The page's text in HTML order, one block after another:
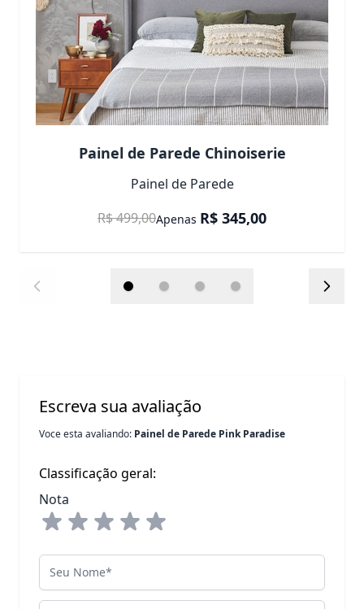
Painel de Parede Chinoiserie
Painel de Parede
Apenas R$ 345,00
R$ 499,00
Escreva sua avaliação
Voce esta avaliando: Painel de Parede Pink Paradise
Classificação geral:
Nota
Seu Nome